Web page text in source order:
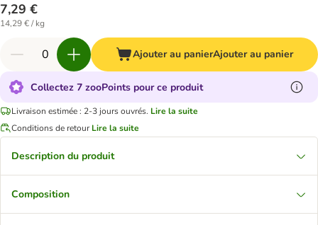
7,29 €
14,29 € / kg
Ajouter au panierAjouter au panier
Collectez 7 zooPoints pour ce produit
Livraison estimée : 2-3 jours ouvrés. Lire la suite
Conditions de retour Lire la suite
Description du produit
Composition